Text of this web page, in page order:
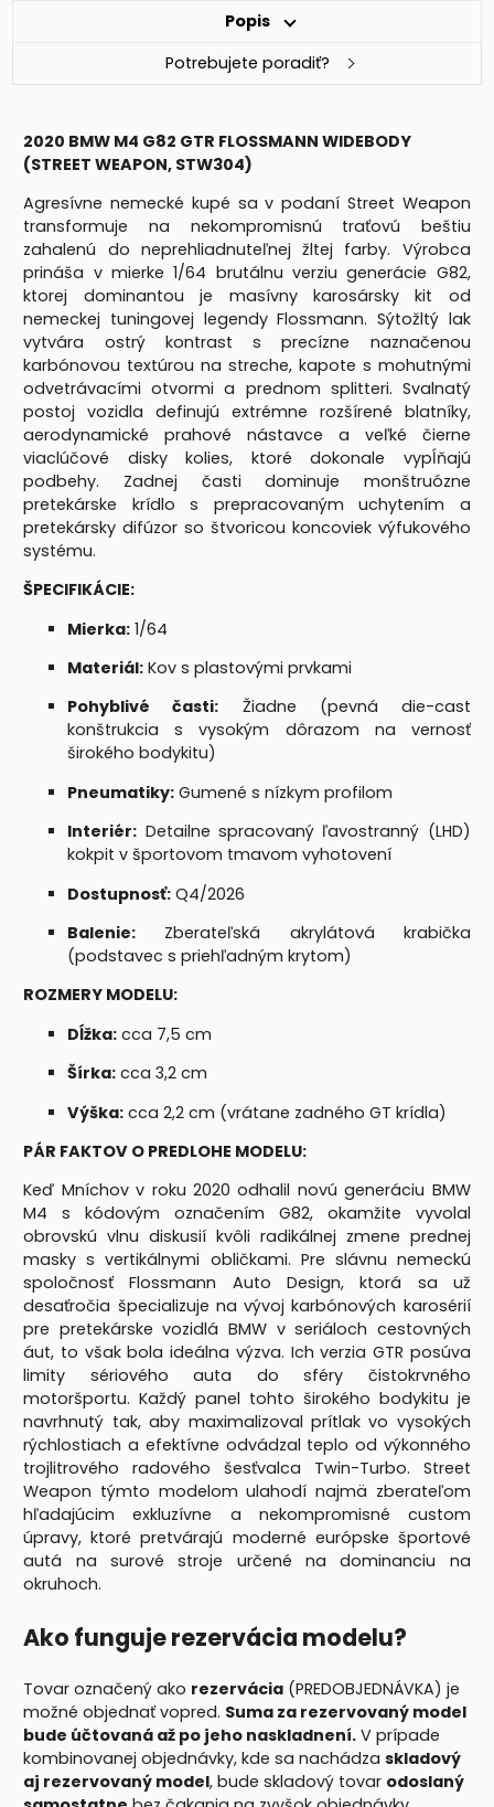
Popis
Potrebujete poradiť?
2020 BMW M4 G82 GTR FLOSSMANN WIDEBODY
(STREET WEAPON, STW304)
Agresívne nemecké kupé sa v podaní Street Weapon
transformuje na nekompromisnú traťovú beštiu
zahalenú do neprehliadnuteľnej žltej farby. Výrobca
prináša v mierke 1/64 brutálnu verziu generácie G82,
ktorej dominantou je masívny karosársky kit od
nemeckej tuningovej legendy Flossmann. Sýtožltý lak
vytvára ostrý kontrast s precízne naznačenou
karbónovou textúrou na streche, kapote s mohutnými
odvetrávacími otvormi a prednom splitteri. Svalnatý
postoj vozidla definujú extrémne rozšírené blatníky,
aerodynamické prahové nástavce a veľké čierne
viaclúčové disky kolies, ktoré dokonale vypĺňajú
podbehy. Zadnej časti dominuje monštruózne
pretekárske krídlo s prepracovaným uchytením a
pretekársky difúzor so štvoricou koncoviek výfukového
systému.
ŠPECIFIKÁCIE:
Mierka: 1/64
Materiál: Kov s plastovými prvkami
Pohyblivé časti: Žiadne (pevná die-cast
konštrukcia s vysokým dôrazom na vernosť
širokého bodykitu)
Pneumatiky: Gumené s nízkym profilom
Interiér: Detailne spracovaný ľavostranný (LHD)
kokpit v športovom tmavom vyhotovení
Dostupnosť: Q4/2026
Balenie: Zberateľská akrylátová krabička
(podstavec s priehľadným krytom)
ROZMERY MODELU:
Dĺžka: cca 7,5 cm
Šírka: cca 3,2 cm
Výška: cca 2,2 cm (vrátane zadného GT krídla)
PÁR FAKTOV O PREDLOHE MODELU:
Keď Mníchov v roku 2020 odhalil novú generáciu BMW
M4 s kódovým označením G82, okamžite vyvolal
obrovskú vlnu diskusií kvôli radikálnej zmene prednej
masky s vertikálnymi obličkami. Pre slávnu nemeckú
spoločnosť Flossmann Auto Design, ktorá sa už
desaťročia špecializuje na vývoj karbónových karosérií
pre pretekárske vozidlá BMW v seriáloch cestovných
áut, to však bola ideálna výzva. Ich verzia GTR posúva
limity sériového auta do sféry čistokrvného
motoršportu. Každý panel tohto širokého bodykitu je
navrhnutý tak, aby maximalizoval prítlak vo vysokých
rýchlostiach a efektívne odvádzal teplo od výkonného
trojlitrového radového šesťvalca Twin-Turbo. Street
Weapon týmto modelom ulahodí najmä zberateľom
hľadajúcim exkluzívne a nekompromisné custom
úpravy, ktoré pretvárajú moderné európske športové
autá na surové stroje určené na dominanciu na
okruhoch.
Ako funguje rezervácia modelu?
Tovar označený ako rezervácia (PREDOBJEDNÁVKA) je
možné objednať vopred. Suma za rezervovaný model
bude účtovaná až po jeho naskladnení. V prípade
kombinovanej objednávky, kde sa nachádzaskladový
aj rezervovaný model, bude skladový tovar odoslaný